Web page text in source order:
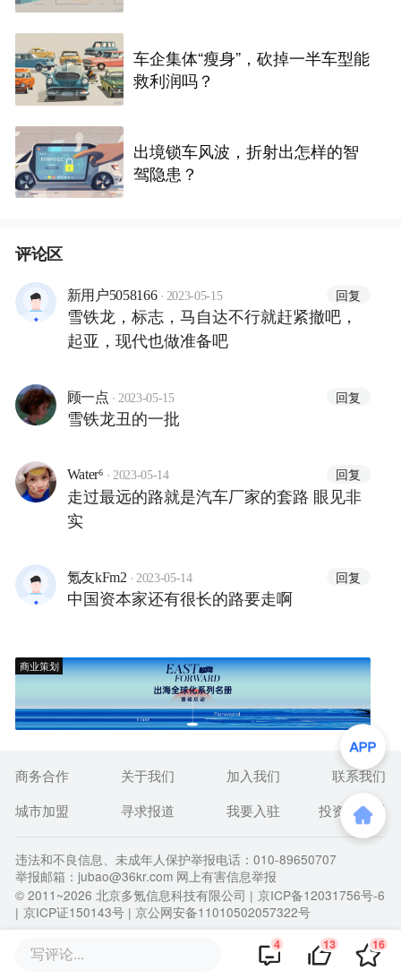
车企集体“瘦身”，砍掉一半车型能
救利润吗？
出境锁车风波，折射出怎样的智
驾隐患？
评论区
新用户5058166 · 2023-05-15 回复
雪铁龙，标志，马自达不行就赶紧撤吧，
起亚，现代也做准备吧
顾一点 · 2023-05-15 回复
雪铁龙丑的一批
Water⁶ · 2023-05-14 回复
走过最远的路就是汽车厂家的套路 眼见非
实
氪友kFm2 · 2023-05-14 回复
中国资本家还有很长的路要走啊
商业策划
写评论... 4 13 16
商务合作 关于我们 加入我们
联系我们
城市加盟
寻求报道 我要入驻 投资者关系
违法和不良信息、未成年人保护举报电话：010-89650707
举报邮箱：jubao@36kr.com 网上有害信息举报
© 2011~2026 北京多氪信息科技有限公司 | 京ICP备12031756号-6
| 京ICP证150143号 | 京公网安备11010502057322号